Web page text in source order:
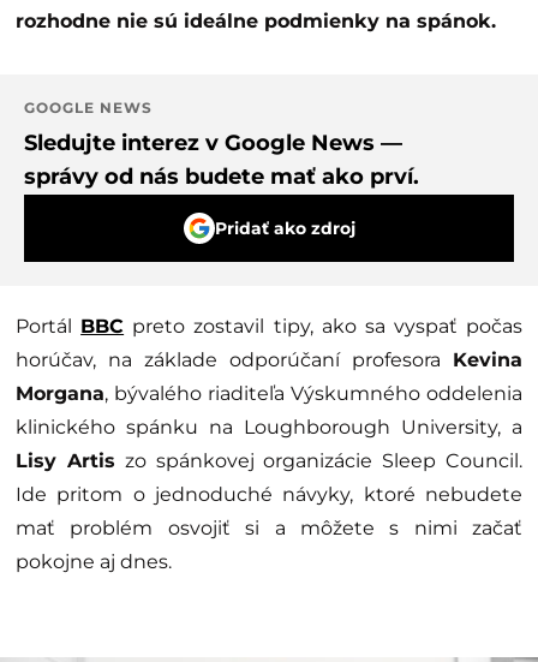
rozhodne nie sú ideálne podmienky na spánok.
GOOGLE NEWS
Sledujte interez v Google News —
správy od nás budete mať ako prví.
Pridať ako zdroj
Portál BBC preto zostavil tipy, ako sa vyspať počas
horúčav, na základe odporúčaní profesora Kevina
Morgana, bývalého riaditeľa Výskumného oddelenia
klinického spánku na Loughborough University, a
Lisy Artis zo spánkovej organizácie Sleep Council.
Ide pritom o jednoduché návyky, ktoré nebudete
mať problém osvojiť si a môžete s nimi začať
pokojne aj dnes.